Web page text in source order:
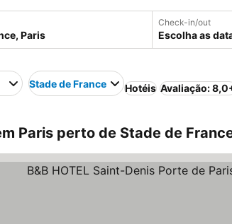
Check-in/out
Escolha as
Stade de France Hotéis Avaliação:
Paris perto de Stade de